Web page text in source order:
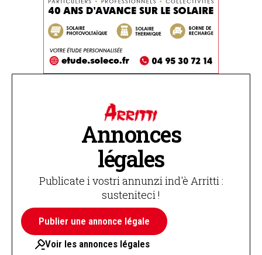
Annonces
légales
Publicate i vostri annunzi ind'è Arritti :
susteniteci !
Publier une annonce légale
Voir les annonces légales